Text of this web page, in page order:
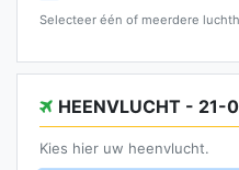
Selecteer één of meerdere
HEENVLUCHT -
Kies hier uw heenvlucht.